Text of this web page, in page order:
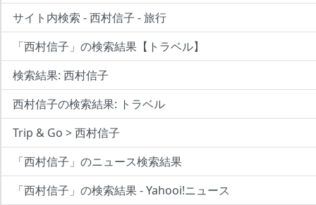
サイト内検索 - 西村信子 - 旅行
「西村信子」の検索結果【トラベル】
検索結果: 西村信子
西村信子の検索結果: トラベル
Trip & Go > 西村信子
「西村信子」のニュース検索結果
「西村信子」の検索結果 - Yahooi!ニュース